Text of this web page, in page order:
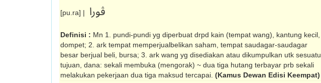
[pu.ra] | ڤورا
Definisi : Mn 1. pundi-pundi yg diperbuat drpd kain (tempat wang), kantung kecil,
dompet; 2. ark tempat memperjualbelikan saham, tempat saudagar-saudagar
besar berjual beli, bursa; 3. ark wang yg disediakan atau dikumpulkan utk sesuatu
tujuan, dana: sekali membuka (mengorak) ~ dua tiga hutang terbayar prb sekali
melakukan pekerjaan dua tiga maksud tercapai. (Kamus Dewan Edisi Keempat)